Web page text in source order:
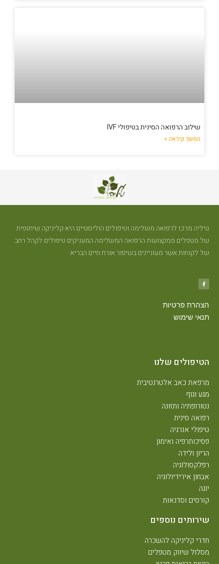
שילוב הרפואה הסינית בטיפולי IVF
המשך קיראה »
טיליה מרכז לרפואה משלימה וטיפולים הוליסטיים היא קליניקה שיתופית
של מטפלים ממקצועות הרפואה המשלימה המעניקים טיפולים לקהל רחב
של לקוחות אשר מעוניינים בשיפור אורח חיים הבריא.
הצהרת פרטיות
תנאי שימוש
הטיפולים שלנו
מרפאת כאב אלטרנטיבית
מגע וגוף
נטורופתיה ותזונה
רפואה סינית
טיפולי אנרגיה
פסיכותרפיה ואימון
הריון ולידה
רפלקסולוגיה
אבחון אירידיולוגיה
יוגה
קורסים וסדנאות
שירותים נוספים
חדרי קליניקה להשכרה
מסלול שיווק מטפלים